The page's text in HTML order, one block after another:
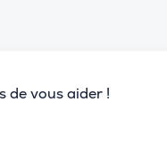
de vous aider !